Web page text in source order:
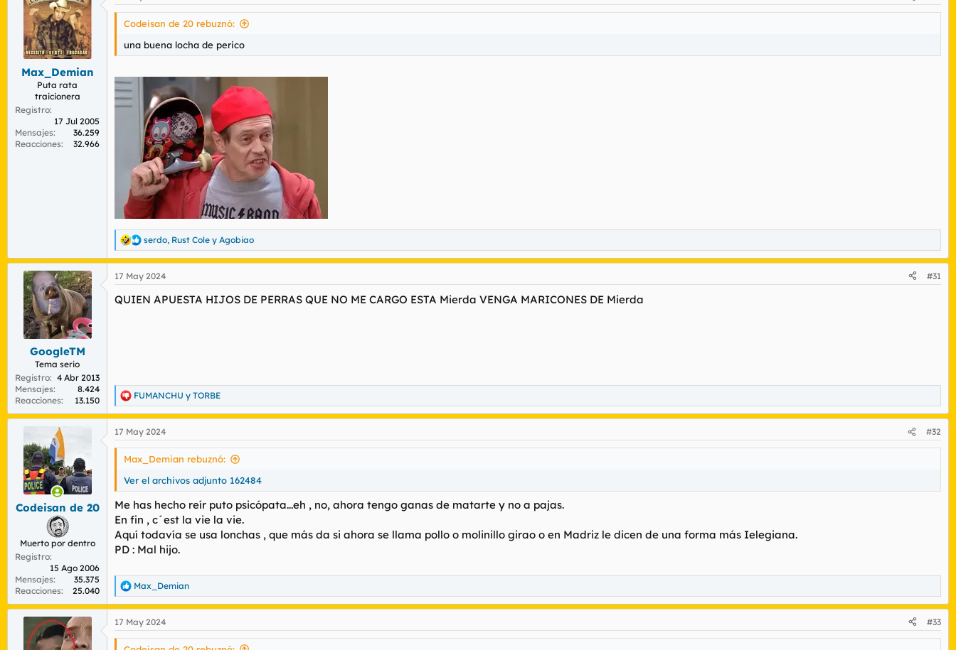
c
e
:
Max_Demian
Puta rata
traicionera
Registro
17 Jul 2005
Mensajes
36.259
Reacciones
32.966
Codeisan de 20 rebuznó:
una buena locha de perico
R
e
a
c
i
serdo, Rust Cole y Agobiao
GoogleTM
Tema serio
Registro
4 Abr 2013
Mensajes
8.424
Reacciones
13.150
17 May 2024 #31
QUIEN APUESTA HIJOS DE PERRAS QUE NO ME CARGO ESTA Mierda VENGA MARICONES DE Mierda
R
e
a
c
c
n
e
s
:
FUMANCHU y TORBE
Codeisan de 20
Muerto por dentro
Registro
15 Ago 2006
Mensajes
35.375
Reacciones
25.040
17 May 2024 #32
Max_Demian rebuznó:
Ver el archivos adjunto 162484
Me has hecho reír puto psicópata...eh , no, ahora tengo ganas de matarte y no a pajas.
En fin , c´est la vie la vie.
Aquí todavía se usa lonchas , que más da si ahora se llama pollo o molinillo girao o en Madriz le dicen de una forma más Ielegiana.
PD : Mal hijo.
R
e
a
c
c
Max_Demian
17 May 2024 #33